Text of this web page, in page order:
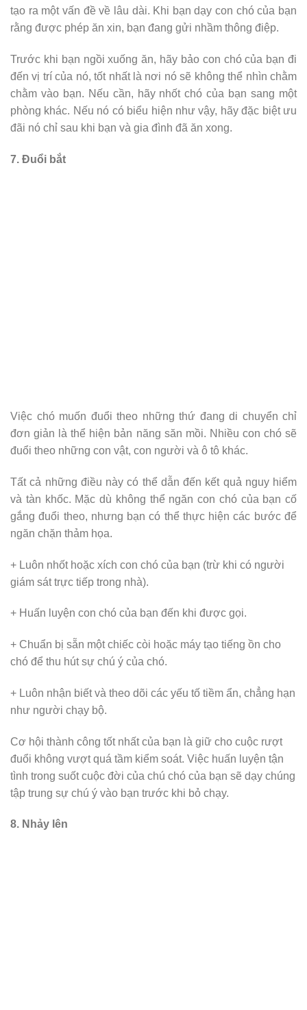
tạo ra một vấn đề về lâu dài. Khi bạn dạy con chó của bạn
rằng được phép ăn xin, bạn đang gửi nhầm thông điệp.
Trước khi bạn ngồi xuống ăn, hãy bảo con chó của bạn đi
đến vị trí của nó, tốt nhất là nơi nó sẽ không thể nhìn chằm
chằm vào bạn. Nếu cần, hãy nhốt chó của bạn sang một
phòng khác. Nếu nó có biểu hiện như vậy, hãy đặc biệt ưu
đãi nó chỉ sau khi bạn và gia đình đã ăn xong.
7. Đuổi bắt
Việc chó muốn đuổi theo những thứ đang di chuyển chỉ
đơn giản là thể hiện bản năng săn mồi. Nhiều con chó sẽ
đuổi theo những con vật, con người và ô tô khác.
Tất cả những điều này có thể dẫn đến kết quả nguy hiểm
và tàn khốc. Mặc dù không thể ngăn con chó của bạn cố
gắng đuổi theo, nhưng bạn có thể thực hiện các bước để
ngăn chặn thảm họa.
+ Luôn nhốt hoặc xích con chó của bạn (trừ khi có người
giám sát trực tiếp trong nhà).
+ Huấn luyện con chó của bạn đến khi được gọi.
+ Chuẩn bị sẵn một chiếc còi hoặc máy tạo tiếng ồn cho
chó để thu hút sự chú ý của chó.
+ Luôn nhận biết và theo dõi các yếu tố tiềm ẩn, chẳng hạn
như người chạy bộ.
Cơ hội thành công tốt nhất của bạn là giữ cho cuộc rượt
đuổi không vượt quá tầm kiểm soát. Việc huấn luyện tận
tình trong suốt cuộc đời của chú chó của bạn sẽ dạy chúng
tập trung sự chú ý vào bạn trước khi bỏ chạy.
8. Nhảy lên